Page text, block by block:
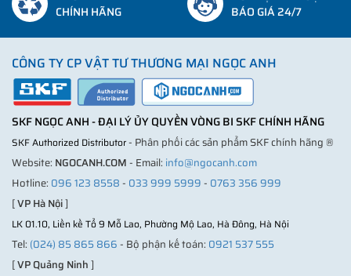
và 139 được phát triển cho các ứng dụng đặc biệt trong nhà máy
giấy, có thể dùng cho các ứng dụng chịu quá tải nặng và yêu cầu
ma sát thấp thích.
Sự khác nhau giữa các loại vòng bi cầu tự lựa SKF
Ứng dụng tuyệt vời của vòng bi tự lựa
Trên đây những thông tin hữu ích về sản phẩm
vòng bi cầu tự
lựa SKF, hi vòng rằng phần nào đã giúp bạn giải đáp thắc mắc
trong thời gian qua.
Nếu bạn vẫn còn những băn khoăn, hãy liên hệ trực tiếp với
chúng tôi theo các số Hotline trên Website để vòng bi Ngọc Anh
được tư vấn, hỗ trợ.
CHÍNH HÃNG
BÁO GIÁ 24/7
CÔNG TY CP VẬT TƯ THƯƠNG MẠI NGỌC ANH
SKF NGỌC ANH - ĐẠI LÝ ỦY QUYỀN VÒNG BI SKF CHÍNH HÃNG
SKF Authorized Distributor- Phân phối các sản phẩm SKF chính hãng ®
Website: NGOCANH.COM- Email: info@ngocanh.com
Hotline: 096 123 8558- 033 999 5999- 0763 356 999
[VP Hà Nội]
LK 01.10, Liền kề Tổ 9 Mỗ Lao, Phường Mộ Lao, Hà Đông, Hà Nội
Tel: (024) 85 865 866- Bộ phận kế toán: 0921 537 555
[VP Quảng Ninh]